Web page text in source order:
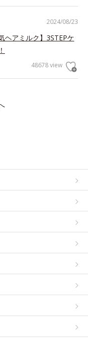
2024/08/23
ヘアミルク】3STEPケ
48678 view